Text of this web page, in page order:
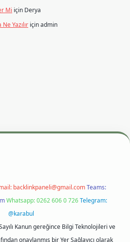
Mi için Derya
Yazılır içinadmin
backlinkpaneli@gmail.comTeams:
Whatsapp: 0262 606 0 726Telegram:
@karabul
Kanun gereğince Bilgi Teknolojileri ve
onaylanmış bir Yer Sağlayıcı olarak